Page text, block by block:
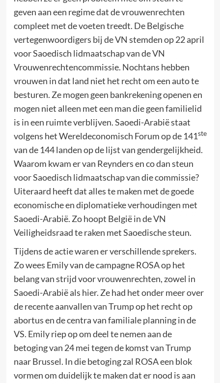
geven aan een regime dat de vrouwenrechten
compleet met de voeten treedt. De Belgische
vertegenwoordigers bij de VN stemden op 22 april
voor Saoedisch lidmaatschap van de VN
Vrouwenrechtencommissie. Nochtans hebben
vrouwen in dat land niet het recht om een auto te
besturen. Ze mogen geen bankrekening openen en
mogen niet alleen met een man die geen familielid
is in een ruimte verblijven. Saoedi-Arabië staat
volgens het Wereldeconomisch Forum op de 141ste
van de 144 landen op de lijst van gendergelijkheid.
Waarom kwam er van Reynders en co dan steun
voor Saoedisch lidmaatschap van die commissie?
Uiteraard heeft dat alles te maken met de goede
economische en diplomatieke verhoudingen met
Saoedi-Arabië. Zo hoopt België in de VN
Veiligheidsraad te raken met Saoedische steun.
Tijdens de actie waren er verschillende sprekers.
Zo wees Emily van de campagne ROSA op het
belang van strijd voor vrouwenrechten, zowel in
Saoedi-Arabië als hier. Ze had het onder meer over
de recente aanvallen van Trump op het recht op
abortus en de centra van familiale planning in de
VS. Emily riep op om deel te nemen aan de
betoging van 24 mei tegen de komst van Trump
naar Brussel. In die betoging zal ROSA een blok
vormen om duidelijk te maken dat er nood is aan